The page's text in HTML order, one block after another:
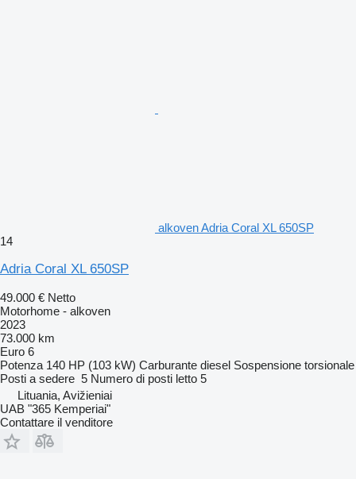
alkoven Adria Coral XL 650SP
14
Adria Coral XL 650SP
49.000 € Netto
Motorhome - alkoven
2023
73.000 km
Euro 6
Potenza 140 HP (103 kW) Carburante diesel Sospensione torsionale
Posti a sedere 5 Numero di posti letto 5
Lituania, Avižieniai
UAB "365 Kemperiai"
Contattare il venditore